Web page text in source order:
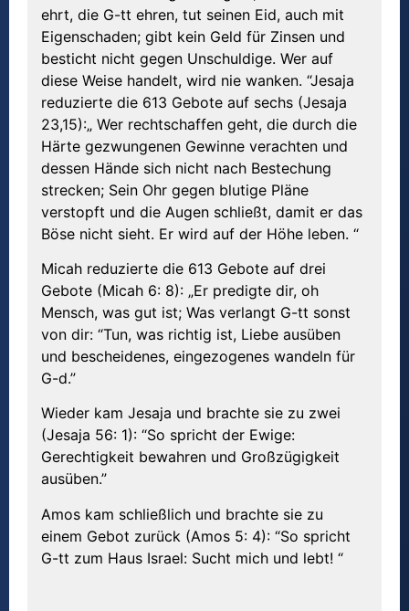
ehrt, die G-tt ehren, tut seinen Eid, auch mit
Eigenschaden; gibt kein Geld für Zinsen und
besticht nicht gegen Unschuldige. Wer auf
diese Weise handelt, wird nie wanken. “Jesaja
reduzierte die 613 Gebote auf sechs (Jesaja
23,15):„ Wer rechtschaffen geht, die durch die
Härte gezwungenen Gewinne verachten und
dessen Hände sich nicht nach Bestechung
strecken; Sein Ohr gegen blutige Pläne
verstopft und die Augen schließt, damit er das
Böse nicht sieht. Er wird auf der Höhe leben. “
Micah reduzierte die 613 Gebote auf drei
Gebote (Micah 6: 8): „Er predigte dir, oh
Mensch, was gut ist; Was verlangt G-tt sonst
von dir: “Tun, was richtig ist, Liebe ausüben
und bescheidenes, eingezogenes wandeln für
G-d.”
Wieder kam Jesaja und brachte sie zu zwei
(Jesaja 56: 1): “So spricht der Ewige:
Gerechtigkeit bewahren und Großzügigkeit
ausüben.”
Amos kam schließlich und brachte sie zu
einem Gebot zurück (Amos 5: 4): “So spricht
G-tt zum Haus Israel: Sucht mich und lebt! “